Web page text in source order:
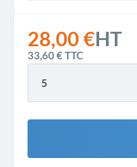
28,00 €HT
33,60 €TTC